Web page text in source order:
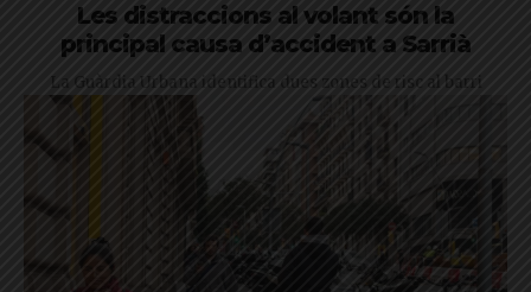
Les distraccions al volant són la
principal causa d’accident a Sarrià
La Guàrdia Urbana identifica dues zones de risc al barri